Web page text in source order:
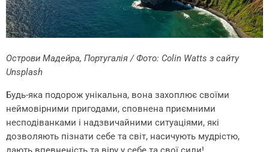
Острови Мадейра, Португалія / Фото: Colin Watts з сайту
Unsplash
Будь-яка подорож унікальна, вона захоплює своїми
неймовірними пригодами, сповнена приємними
несподіванками і надзвичайними ситуаціями, які
дозволяють пізнати себе та світ, насичують мудрістю,